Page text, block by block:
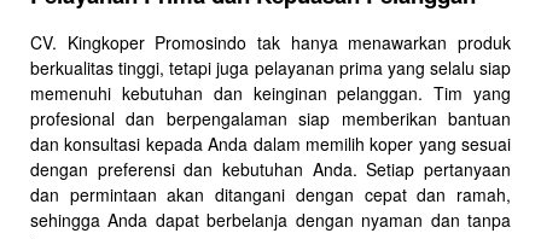
CV. Kingkoper Promosindo tak hanya menawarkan produk
berkualitas tinggi, tetapi juga pelayanan prima yang selalu siap
memenuhi kebutuhan dan keinginan pelanggan. Tim yang
profesional dan berpengalaman siap memberikan bantuan
dan konsultasi kepada Anda dalam memilih koper yang sesuai
dengan preferensi dan kebutuhan Anda. Setiap pertanyaan
dan permintaan akan ditangani dengan cepat dan ramah,
sehingga Anda dapat berbelanja dengan nyaman dan tanpa